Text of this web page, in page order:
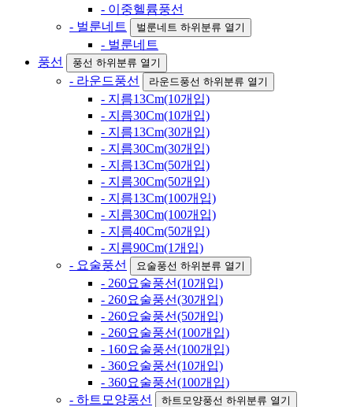
- 이중헬륨풍선
- 벌룬네트
벌룬네트 하위분류 열기
- 벌룬네트
풍선
풍선 하위분류 열기
- 라운드풍선 라운드풍선 하위분류 열기
- 지름13Cm(10개입)
- 지름30Cm(10개입)
- 지름13Cm(30개입)
- 지름30Cm(30개입)
- 지름13Cm(50개입)
- 지름30Cm(50개입)
- 지름13Cm(100개입)
- 지름30Cm(100개입)
- 지름40Cm(50개입)
- 지름90Cm(1개입)
- 요술풍선
요술풍선 하위분류 열기
- 260요술풍선(10개입)
- 260요술풍선(30개입)
- 260요술풍선(50개입)
- 260요술풍선(100개입)
- 160요술풍선(100개입)
- 360요술풍선(10개입)
- 360요술풍선(100개입)
- 하트모양풍선
하트모양풍선 하위분류 열기